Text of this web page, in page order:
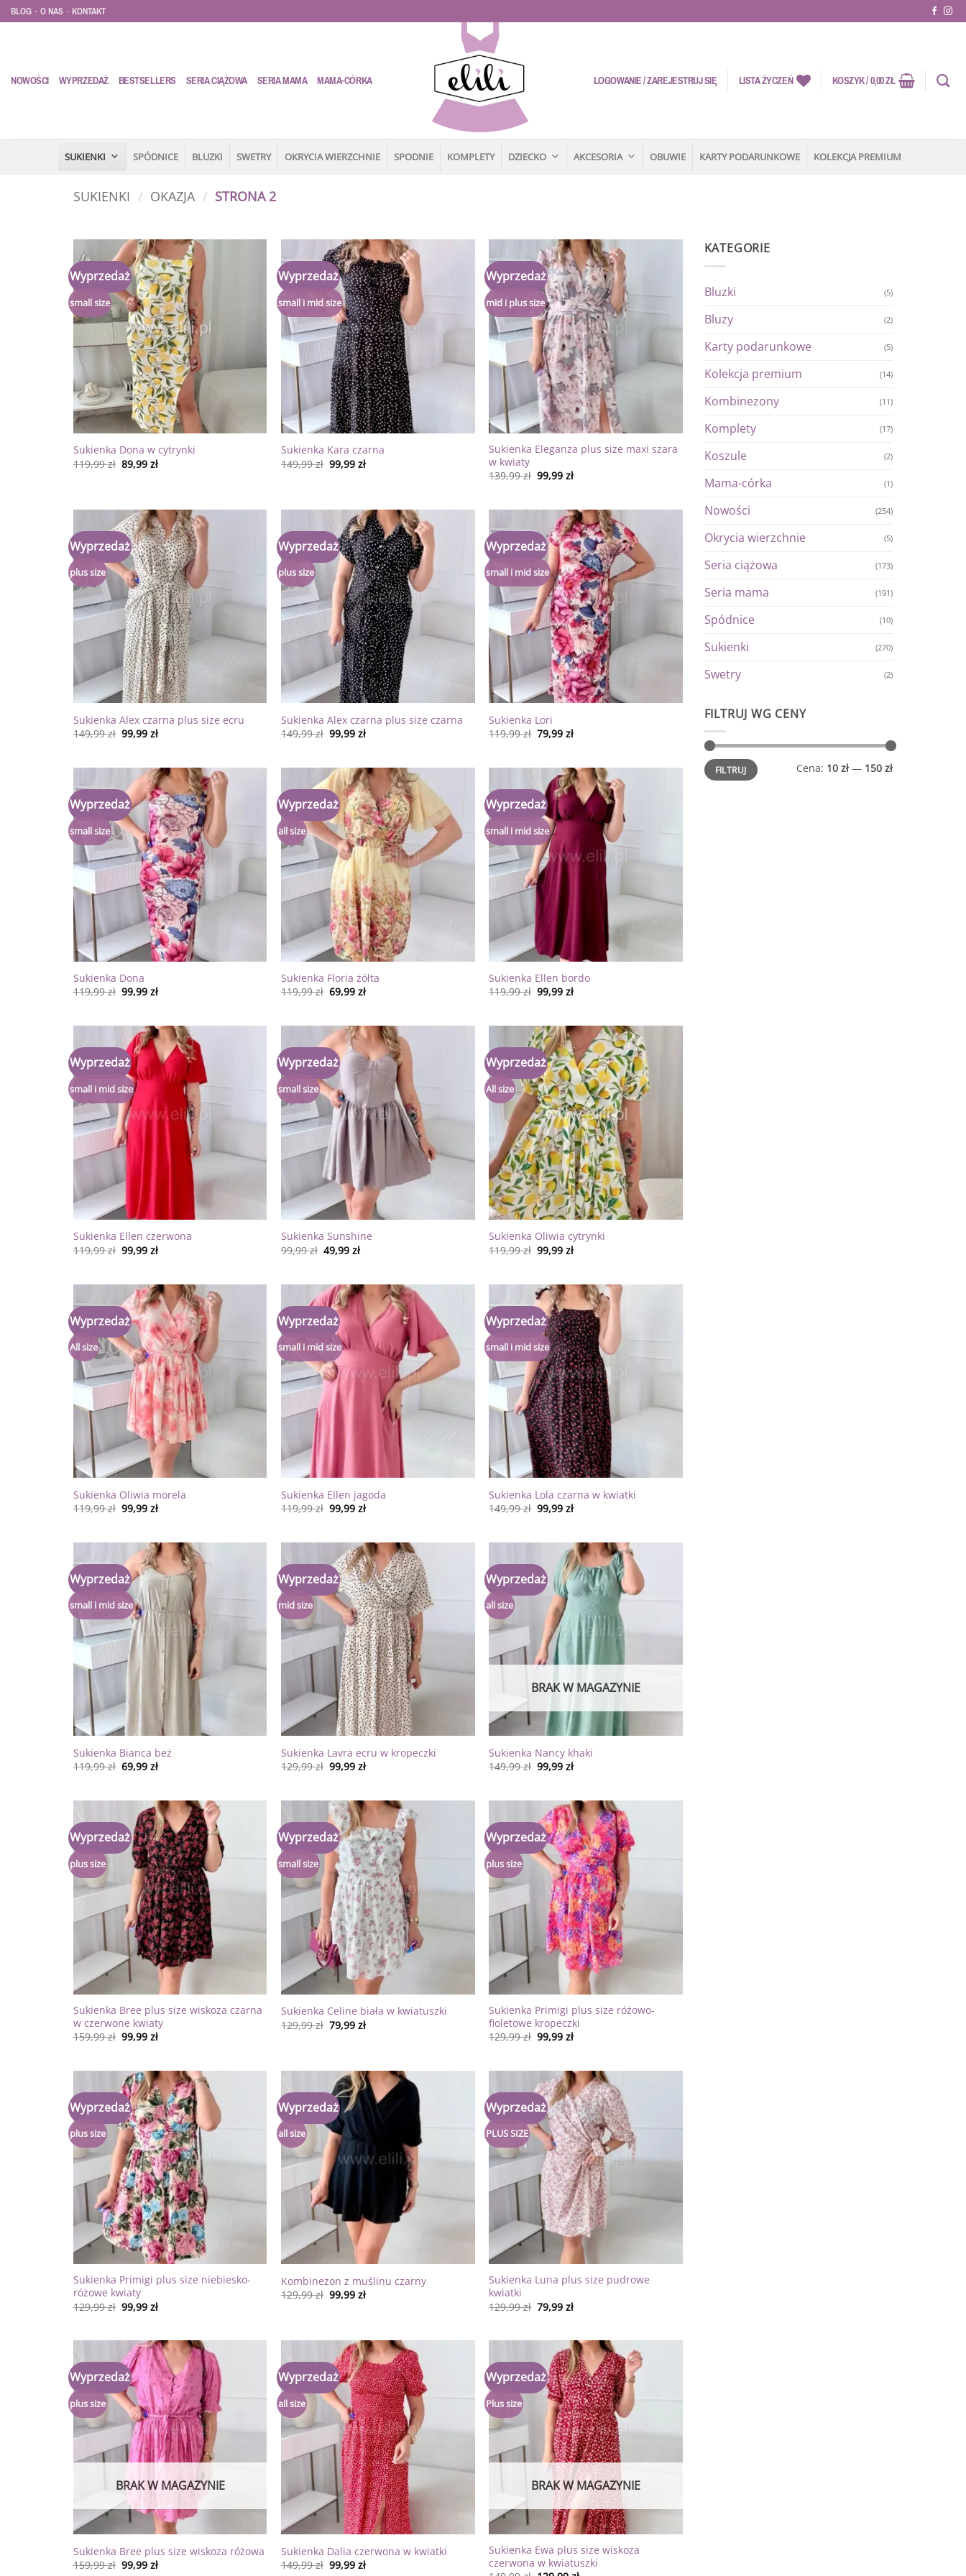
Przewiń
do
BLOG . O NAS . KONTAKT
NOWOŚCI WYPRZEDAŻ BESTSELLERS SERIA CIĄŻOWA SERIA MAMA MAMA-CÓRKA LOGOWANIE / ZAREJESTRUJ SIĘ LISTA ŻYCZEŃ KOSZYK /0,00ZŁ
SUKIENKI SPÓDNICE BLUZKI SWETRY OKRYCIA WIERZCHNIE SPODNIE KOMPLETY DZIECKO AKCESORIA OBUWIE KARTY PODARUNKOWE KOLEKCJA PREMIUM
SUKIENKI / OKAZJA / STRONA 2
Wyprzedaż
small size
Sukienka Dona w cytrynki
119,99zł 89,99zł
Wyprzedaż
small i mid size
Sukienka Kara czarna
149,99zł 99,99zł
Wyprzedaż
mid i plus size
Sukienka Eleganza plus size maxi szara
w kwiaty
139,99zł 99,99zł
Wyprzedaż
plus size
Sukienka Alex czarna plus size ecru
149,99zł 99,99zł
Wyprzedaż
plus size
Sukienka Alex czarna plus size czarna
149,99zł 99,99zł
Wyprzedaż
small i mid size
listy
życzeń
Sukienka Lori
119,99zł 79,99zł
Wyprzedaż
small size
Sukienka Dona
119,99zł 99,99zł
Wyprzedaż
all size
Dodaj
do
listy
życzeń
Sukienka Floria żółta
119,99zł 69,99zł
Wyprzedaż
small i mid size
Sukienka Ellen bordo
119,99zł 99,99zł
Wyprzedaż
small i mid size
Sukienka Ellen czerwona
119,99zł 99,99zł
Wyprzedaż
small size
Sukienka Sunshine
99,99zł 49,99zł
Wyprzedaż
All size
życzeń
Sukienka Oliwia cytrynki
119,99zł 99,99zł
Wyprzedaż
All size
Sukienka Oliwia morela
119,99zł 99,99zł
Wyprzedaż
small i mid size
Dodaj
do
listy
życzeń
Sukienka Ellen jagoda
119,99zł 99,99zł
Wyprzedaż
small i mid size
listy
Sukienka Lola czarna w kwiatki
149,99zł 99,99zł
Wyprzedaż
small i mid size
listy
Sukienka Bianca beż
119,99zł 69,99zł
Wyprzedaż
mid size
Sukienka Lavra ecru w kropeczki
129,99zł 99,99zł
Wyprzedaż
all size
BRAK W MAGAZYNIE
Sukienka Nancy khaki
149,99zł 99,99zł
Wyprzedaż
plus size
Sukienka Bree plus size wiskoza czarna
w czerwone kwiaty
159,99zł 99,99zł
Wyprzedaż
small size
Sukienka Celine biała w kwiatuszki
129,99zł 79,99zł
Wyprzedaż
plus size
Sukienka Primigi plus size różowo-
fioletowe kropeczki
129,99zł 99,99zł
Wyprzedaż
plus size
Sukienka Primigi plus size niebiesko-
różowe kwiaty
129,99zł 99,99zł
Wyprzedaż
all size
Kombinezon z muślinu czarny
129,99zł 99,99zł
Wyprzedaż
PLUS SIZE
Sukienka Luna plus size pudrowe
kwiatki
129,99zł 79,99zł
Wyprzedaż
plus size
BRAK W MAGAZYNIE
Sukienka Bree plus size wiskoza różowa
159,99zł 99,99zł
Wyprzedaż
all size
Sukienka Dalia czerwona w kwiatki
149,99zł 99,99zł
Wyprzedaż
Plus size
BRAK W MAGAZYNIE
Sukienka Ewa plus size wiskoza
czerwona w kwiatuszki
KATEGORIE
Bluzki (5)
Bluzy (2)
Karty podarunkowe (5)
Kolekcja premium (14)
Kombinezony (11)
Komplety (17)
Koszule (2)
Mama-córka (1)
Nowości (254)
Okrycia wierzchnie (5)
Seria ciążowa (173)
Seria mama (191)
Spódnice (10)
Sukienki (270)
Swetry (2)
FILTRUJ WG CENY
Cena
min.
Cena
maks.FILTRUJ Cena: 10 zł — 150 zł